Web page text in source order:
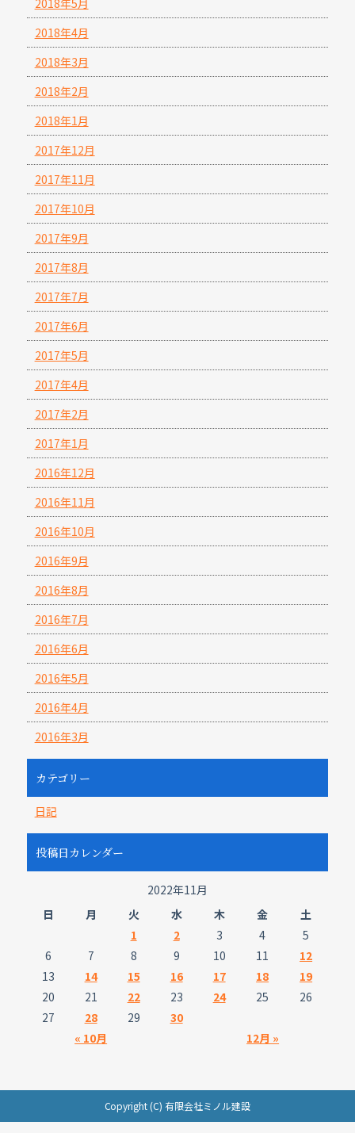
2018年4月
2018年3月
2018年2月
2018年1月
2017年12月
2017年11月
2017年10月
2017年9月
2017年8月
2017年7月
2017年6月
2017年5月
2017年4月
2017年2月
2017年1月
2016年12月
2016年11月
2016年10月
2016年9月
2016年8月
2016年7月
2016年6月
2016年5月
2016年4月
2016年3月
カテゴリー
日記
投稿日カレンダー
2022年11月
日
月 火 水 木 金 土
« 10月 12月 »
1 2 3 4
5
6
7 8 9 10 11
12
13
14 15 16 17 18
19
20
21 22 23 24 25
26
27
28 29 30
Copyright (C) 有限会社ミノル建設